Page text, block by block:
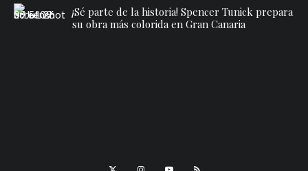
¡Sé parte de la historia! Spencer Tunick prepara
su obra más colorida en Gran Canaria